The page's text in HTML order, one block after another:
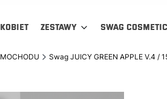
ZESTAWY SWAG
Swag JUICY GREEN APPLE V.4